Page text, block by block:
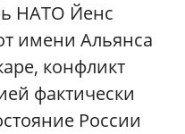
НАТО Йенс
имени Альянса
конфликт
фактически
России